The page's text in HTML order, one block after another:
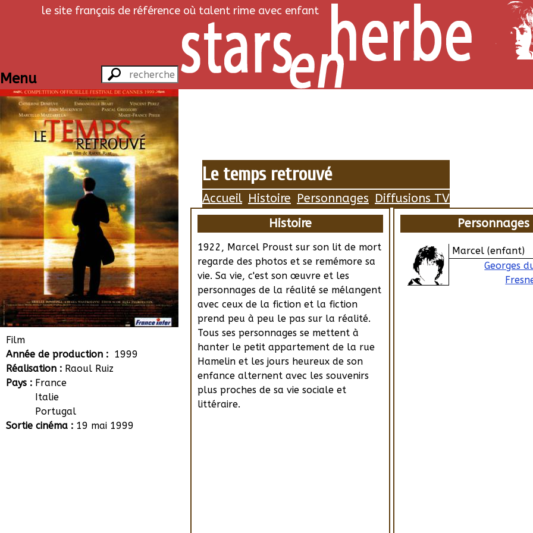
le site français de référence où talent rime avec enfant
Menu
Film
Année de production : 1999
Réalisation : Raoul Ruiz
Pays : France
Italie
Portugal
Sortie cinéma : 19 mai 1999
Le temps retrouvé
Accueil Histoire Personnages Diffusions TV
Histoire
1922, Marcel Proust sur son lit de mort
regarde des photos et se remémore sa
vie. Sa vie, c'est son œuvre et les
personnages de la réalité se mélangent
avec ceux de la fiction et la fiction
prend peu à peu le pas sur la réalité.
Tous ses personnages se mettent à
hanter le petit appartement de la rue
Hamelin et les jours heureux de son
enfance alternent avec les souvenirs
plus proches de sa vie sociale et
littéraire.
Personnages
Marcel (enfant)
Georges